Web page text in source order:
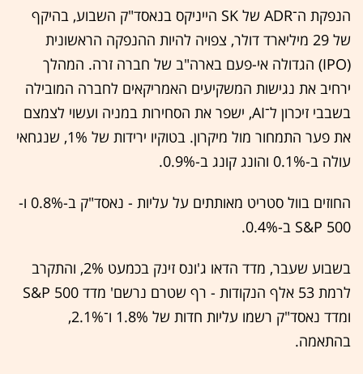
הנפקת ה־ADR של SK הייניקס בנאסד"ק השבוע, בהיקף
של 29 מיליארד דולר, צפויה להיות ההנפקה הראשונית
(IPO) הגדולה אי-פעם בארה"ב של חברה זרה. המהלך
ירחיב את נגישות המשקיעים האמריקאים לחברה המובילה
בשבבי זיכרון ל־AI, ישפר את הסחירות במניה ועשוי לצמצם
את פער התמחור מול מיקרון. בטוקיו ירידות של 1%, שנגחאי
עולה ב-0.1% והונג קונג ב-0.9%.
החוזים בוול סטריט מאותתים על עליות - נאסד"ק ב-0.8% ו-
S&P 500 ב-0.4%.
בשבוע שעבר, מדד הדאו ג'ונס זינק בכמעט 2%, והתקרב
לרמת 53 אלף הנקודות - רף שטרם נרשם' מדד S&P 500
ומדד נאסד"ק רשמו עליות חדות של 1.8% ו־2.1%,
בהתאמה.